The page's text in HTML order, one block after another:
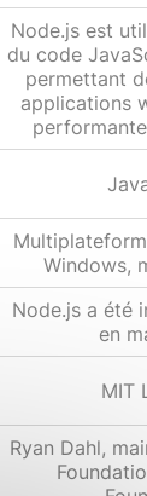
Node.js est
du code
permettant
applications
Windows,
Node.js a été
en
MIT
Ryan Dahl,